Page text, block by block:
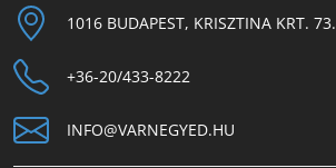
1016 BUDAPEST, KRISZTINA KRT. 73.
+36-20/433-8222
INFO@VARNEGYED.HU